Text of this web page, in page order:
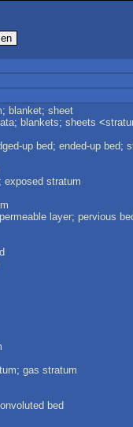
; blanket; sheet
; blankets; sheets <
up bed; ended-up bed;
; exposed stratum
permeable layer; pervious
; gas stratum
bed